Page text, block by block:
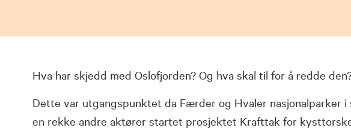
Hva har skjedd med Oslofjorden? Og hva skal til for å redde
Dette var utgangspunktet da Færder og Hvaler nasjonalparker
en rekke andre aktører startet prosjektet Krafttak for